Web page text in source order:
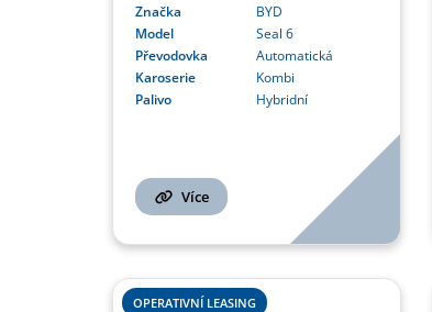
Značka
BYD
Model
Seal 6
Převodovka
Automatická
Karoserie
Kombi
Palivo
Hybridní
Více
OPERATIVNÍ LEASING